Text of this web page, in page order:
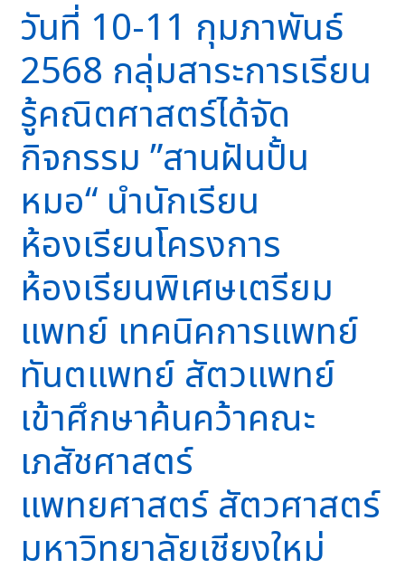
วันที่ 10-11 กุมภาพันธ์
2568 กลุ่มสาระการเรียน
รู้คณิตศาสตร์ได้จัด
กิจกรรม ”สานฝันปั้น
หมอ“ นำนักเรียน
ห้องเรียนโครงการ
ห้องเรียนพิเศษเตรียม
แพทย์ เทคนิคการแพทย์
ทันตแพทย์ สัตวแพทย์
เข้าศึกษาค้นคว้าคณะ
เภสัชศาสตร์
แพทยศาสตร์ สัตวศาสตร์
มหาวิทยาลัยเชียงใหม่